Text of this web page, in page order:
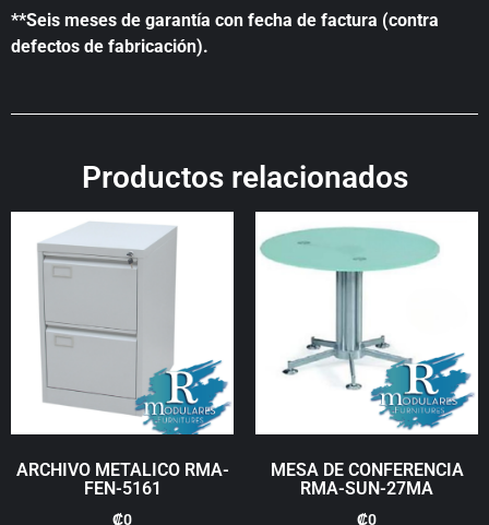
**Seis meses de garantía con fecha de factura (contra
defectos de fabricación).
Productos relacionados
ARCHIVO METALICO RMA-
FEN-5161
₡0
MESA DE CONFERENCIA
RMA-SUN-27MA
₡0